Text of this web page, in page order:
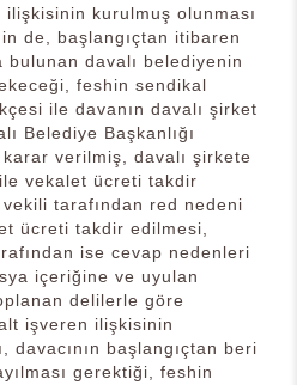
kurulmuş olunması
de, başlangıçtan itibaren
bulunan davalı belediyenin
feshin sendikal
ile davanın davalı şirket
Belediye Başkanlığı
verilmiş, davalı şirkete
vekalet ücreti takdir
tarafından red nedeni
ücreti takdir edilmesi,
ise cevap nedenleri
içeriğine ve uyulan
delilerle göre
işveren ilişkisinin
davacının başlangıçtan beri
gerektiği, feshin